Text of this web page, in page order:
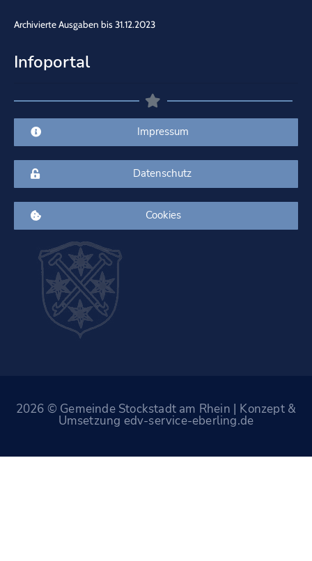
Archivierte Ausgaben bis 31.12.2023
Infoportal
Impressum
Datenschutz
Cookies
2026 © Gemeinde Stockstadt am Rhein | Konzept &
Umsetzung edv-service-eberling.de